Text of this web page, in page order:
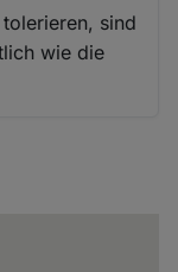
sind
wie die